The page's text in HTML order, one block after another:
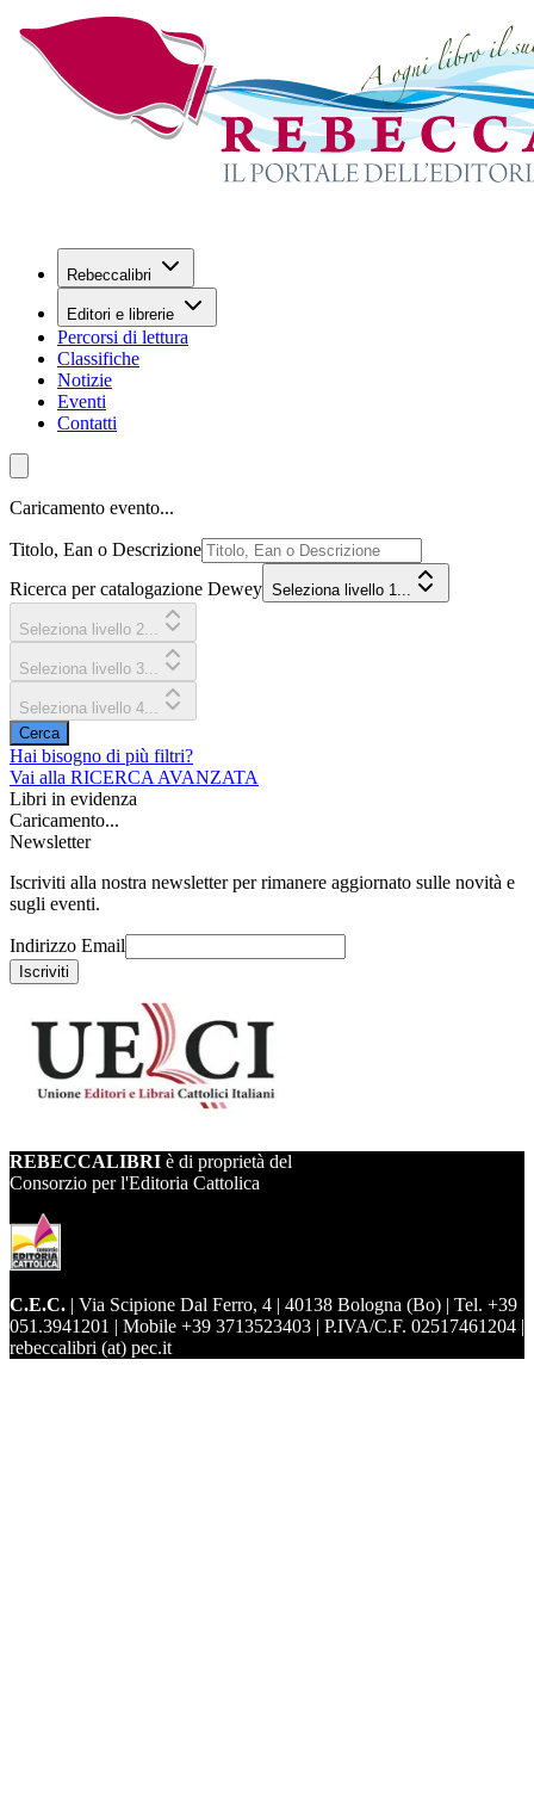
Rebeccalibri
Editori e librerie
Percorsi di lettura
Classifiche
Notizie
Eventi
Contatti
Caricamento evento...
Titolo, Ean o Descrizione
Ricerca per catalogazione Dewey Seleziona livello 1...
Seleziona livello 2...
Seleziona livello 3...
Seleziona livello 4...
Cerca
Hai bisogno di più filtri?
Vai alla RICERCA AVANZATA
Libri in evidenza
Caricamento...
Newsletter
Iscriviti alla nostra newsletter per rimanere aggiornato sulle novità e
sugli eventi.
Indirizzo Email
Iscriviti
REBECCALIBRI è di proprietà del
Consorzio per l'Editoria Cattolica
C.E.C. | Via Scipione Dal Ferro, 4 | 40138 Bologna (Bo) | Tel. +39
051.3941201 | Mobile +39 3713523403 | P.IVA/C.F. 02517461204 |
rebeccalibri (at) pec.it